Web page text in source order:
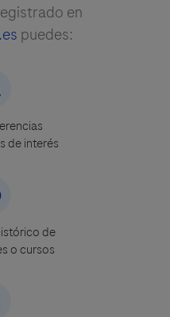
en
puedes:
de interés
de
o cursos